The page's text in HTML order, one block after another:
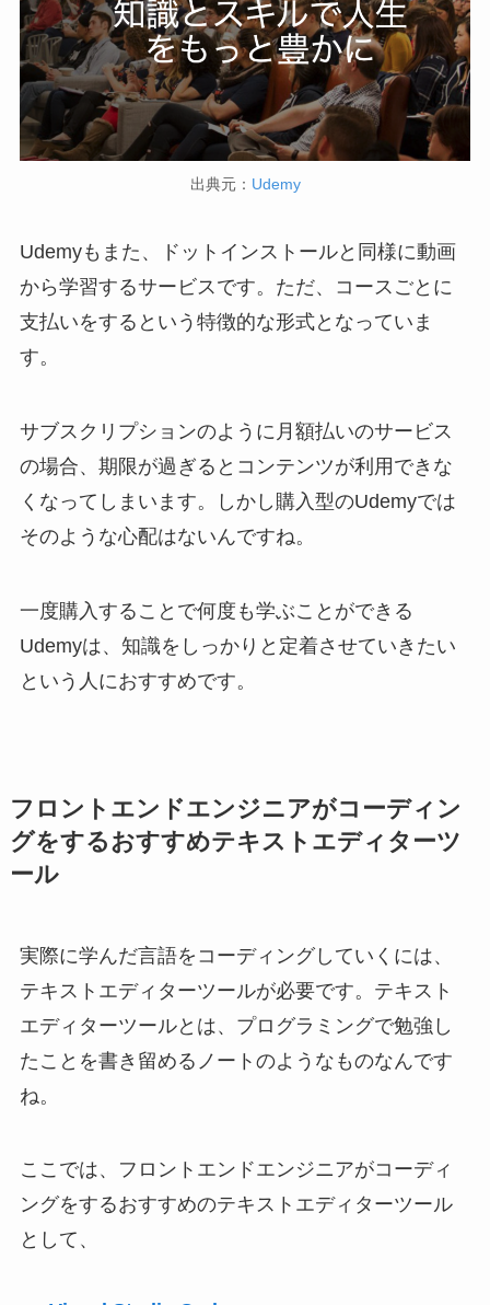
出典元： Udemy
Udemyもまた、ドットインストールと同様に動画
から学習するサービスです。ただ、コースごとに
支払いをするという特徴的な形式となっていま
す。
サブスクリプションのように月額払いのサービス
の場合、期限が過ぎるとコンテンツが利用できな
くなってしまいます。しかし購入型のUdemyでは
そのような心配はないんですね。
一度購入することで何度も学ぶことができる
Udemyは、知識をしっかりと定着させていきたい
という人におすすめです。
フロントエンドエンジニアがコーディン
グをするおすすめテキストエディターツ
ール
実際に学んだ言語をコーディングしていくには、
テキストエディターツールが必要です。テキスト
エディターツールとは、プログラミングで勉強し
たことを書き留めるノートのようなものなんです
ね。
ここでは、フロントエンドエンジニアがコーディ
ングをするおすすめのテキストエディターツール
として、